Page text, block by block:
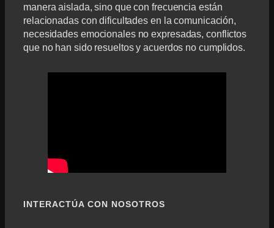
manera aislada, sino que con frecuencia están
relacionadas con dificultades en la comunicación,
necesidades emocionales no expresadas, conflictos
que no han sido resueltos y acuerdos no cumplidos.
INTERACTÚA CON NOSOTROS